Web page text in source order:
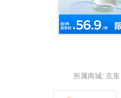
所属商城: 京东
淘宝优